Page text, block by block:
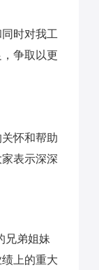
时对我工
争取以更
怀和帮助
表示深深
兄弟姐妹
上的重大